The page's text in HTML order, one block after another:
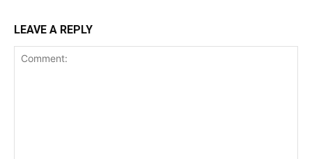
LEAVE A REPLY